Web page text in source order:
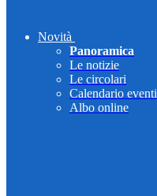
Novità
Panoramica
Le notizie
Le circolari
Calendario eventi
Albo online